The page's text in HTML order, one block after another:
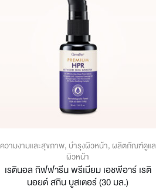
ความงามและสุขภาพ, บำรุงผิวหน้า, ผลิตภัณฑ์ดูแล
ผิวหน้า
เรตินอล กิฟฟารีน พรีเมียม เอชพีอาร์ เรติ
นอยด์ สกิน บูสเตอร์ (30 มล.)